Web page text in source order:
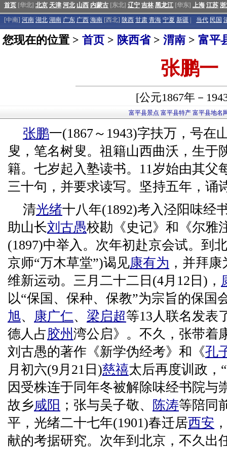
首页 [华北] 北京 天津 河北 山西 内蒙古 [东北] 辽宁 吉林 黑龙江 [华东] 上海 江苏
[中南] 河南 湖北 湖南 广东 广西 海南 [西北] 陕西 甘肃 青海 宁夏 新疆 当代 民国
您现在的位置 > 首页 > 陕西省> 渭南 > 富平
张鹏一
[公元1867年－
富平县景点 富平县特产 富平县地名
张鹏一(1867～1943)字扶万，号在
叟，笔名树叟。祖籍山西曲沃，生于
籍。七岁起入塾读书。11岁始由其父
三十句，并要求读写。坚持五年，诵
清光绪十八年(1892)考入泾阳味经
助山长刘古愚校勘《史记》和《尔雅
(1897)中举入。次年初赴京会试。到
京师“万木草堂”)谒见康有为 ，并拜
维新运动。三月二十二日(4月12日)，
以“保国、保种、保教”为宗旨的保国
旭、 康广仁、 梁启超等13人联名发表
德人占胶州 湾公启》。不久，张带着
刘古愚的著作《新学伪经考》和《孔
月初六(9月21日)慈禧太后再度训政，
因受株连于同年冬被解除味经书院与
故乡咸阳 ；张与吴子敬、 陈涛等陪同
平，光绪二十七年(1901)春迁居西安
献的考据研究。次年到北京，不久出